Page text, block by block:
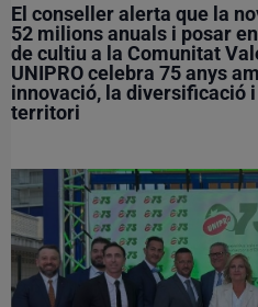
El conseller alerta que la
52 milions anuals i posar
de cultiu a la Comunitat
UNIPRO celebra 75 anys
innovació, la diversificació
territori